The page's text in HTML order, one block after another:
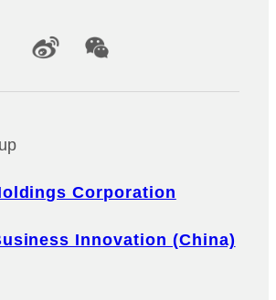
Media Accounts
Corporation
Innovation (China)